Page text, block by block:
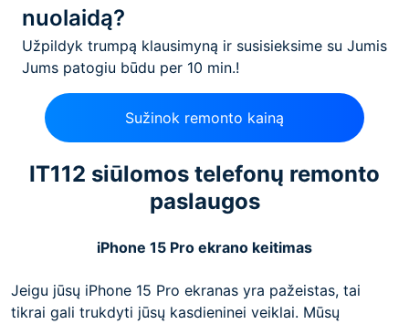
nuolaidą?
Užpildyk trumpą klausimyną ir susisieksime su Jumis
Jums patogiu būdu per 10 min.!
Sužinok remonto kainą
IT112 siūlomos telefonų remonto
paslaugos
iPhone 15 Pro ekrano keitimas
Jeigu jūsų iPhone 15 Pro ekranas yra pažeistas, tai
tikrai gali trukdyti jūsų kasdieninei veiklai. Mūsų